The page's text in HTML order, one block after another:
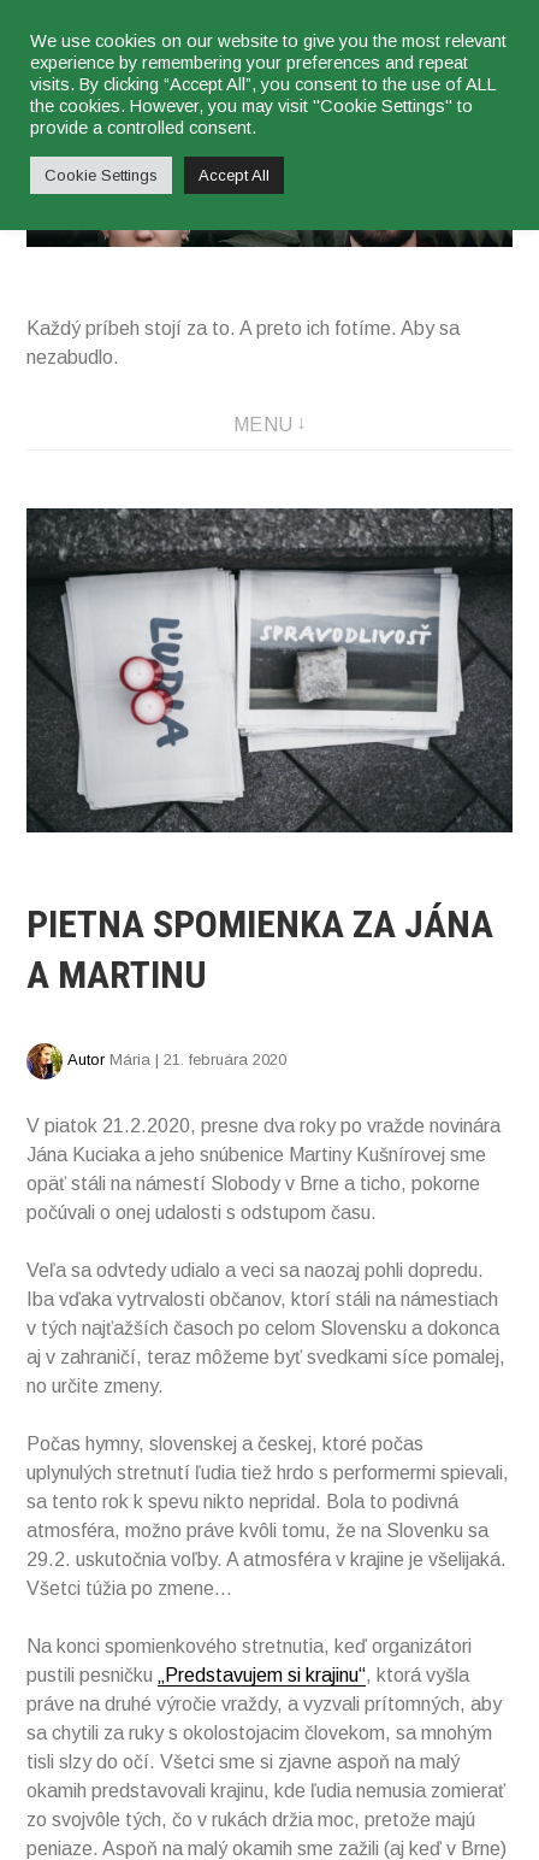
Skip
to
content
najsu
Každý príbeh stojí za to. A preto ich fotíme. Aby sa
nezabudlo.
MENU
PIETNA SPOMIENKA ZA JÁNA
A MARTINU
Autor Mária | 21. februára 2020
V piatok 21.2.2020, presne dva roky po vražde novinára
Jána Kuciaka a jeho snúbenice Martiny Kušnírovej sme
opäť stáli na námestí Slobody v Brne a ticho, pokorne
počúvali o onej udalosti s odstupom času.
Veľa sa odvtedy udialo a veci sa naozaj pohli dopredu.
Iba vďaka vytrvalosti občanov, ktorí stáli na námestiach
v tých najťažších časoch po celom Slovensku a dokonca
aj v zahraničí, teraz môžeme byť svedkami síce pomalej,
no určite zmeny.
Počas hymny, slovenskej a českej, ktoré počas
uplynulých stretnutí ľudia tiež hrdo s performermi spievali,
sa tento rok k spevu nikto nepridal. Bola to podivná
atmosféra, možno práve kvôli tomu, že na Slovenku sa
29.2. uskutočnia voľby. A atmosféra v krajine je všelijaká.
Všetci túžia po zmene…
Na konci spomienkového stretnutia, keď organizátori
pustili pesničku „Predstavujem si krajinu“, ktorá vyšla
práve na druhé výročie vraždy, a vyzvali prítomných, aby
sa chytili za ruky s okolostojacim človekom, sa mnohým
tisli slzy do očí. Všetci sme si zjavne aspoň na malý
okamih predstavovali krajinu, kde ľudia nemusia zomierať
zo svojvôle tých, čo v rukách držia moc, pretože majú
peniaze. Aspoň na malý okamih sme zažili (aj keď v Brne)
We use cookies on our website to give you the most relevant
experience by remembering your preferences and repeat
visits. By clicking “Accept All”, you consent to the use of ALL
the cookies. However, you may visit "Cookie Settings" to
provide a controlled consent.
Cookie Settings Accept All